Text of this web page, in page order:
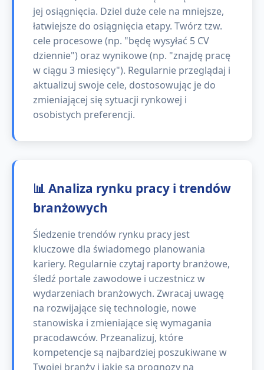
jej osiągnięcia. Dziel duże cele na mniejsze,
łatwiejsze do osiągnięcia etapy. Twórz tzw.
cele procesowe (np. "będę wysyłać 5 CV
dziennie") oraz wynikowe (np. "znajdę pracę
w ciągu 3 miesięcy"). Regularnie przeglądaj i
aktualizuj swoje cele, dostosowując je do
zmieniającej się sytuacji rynkowej i
osobistych preferencji.
📊 Analiza rynku pracy i trendów
branżowych
Śledzenie trendów rynku pracy jest
kluczowe dla świadomego planowania
kariery. Regularnie czytaj raporty branżowe,
śledź portale zawodowe i uczestnicz w
wydarzeniach branżowych. Zwracaj uwagę
na rozwijające się technologie, nowe
stanowiska i zmieniające się wymagania
pracodawców. Przeanalizuj, które
kompetencje są najbardziej poszukiwane w
Twojej branży i jakie są prognozy na